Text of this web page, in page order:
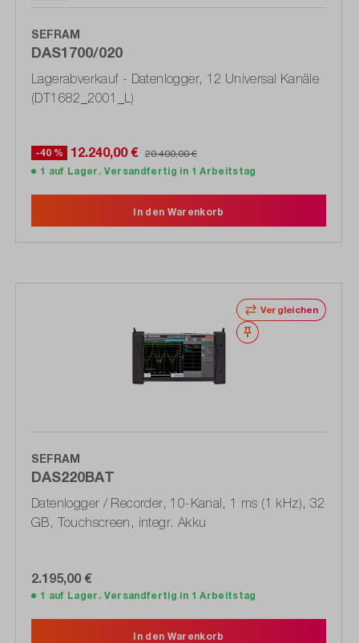
SEFRAM
DAS1700/020
Lagerabverkauf - Datenlogger, 12 Universal Kanäle
(DT1682_2001_L)
-40 % 12.240,00 € 20.400,00 €
1 auf Lager. Versandfertig in 1 Arbeitstag
In den Warenkorb
Vergleichen
Merken
SEFRAM
DAS220BAT
Datenlogger / Recorder, 10-Kanal, 1 ms (1 kHz), 32
GB, Touchscreen, integr. Akku
2.195,00 €
1 auf Lager. Versandfertig in 1 Arbeitstag
In den Warenkorb